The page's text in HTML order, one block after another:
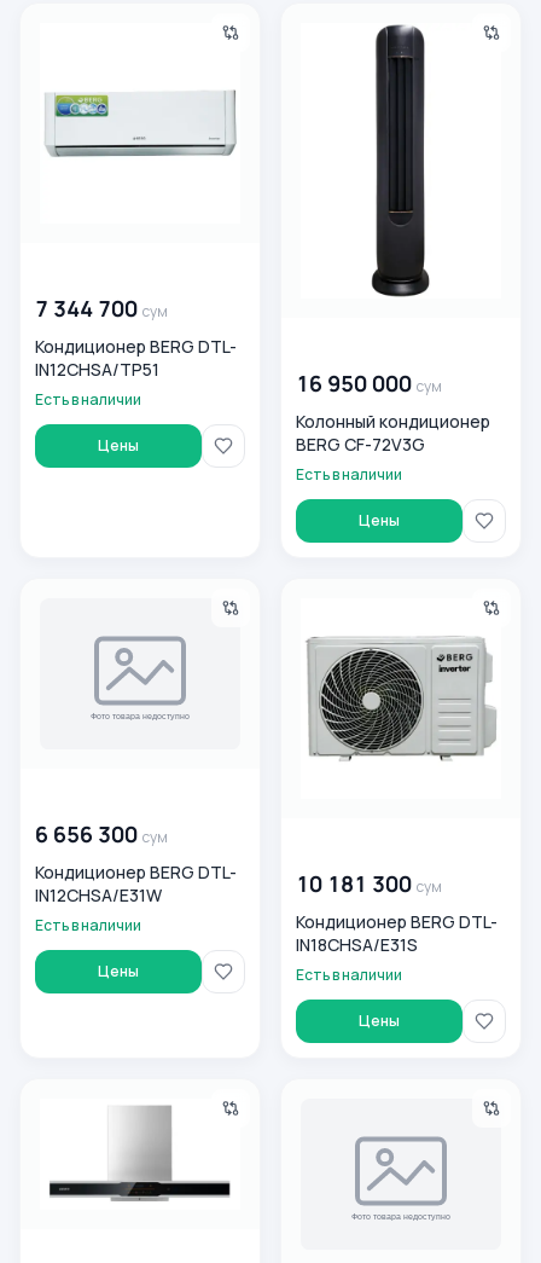
7 344 700 сум
Кондиционер BERG DTL-
IN12CHSA/TP51
Есть в наличии
Цены
16 950 000 сум
Колонный кондиционер
BERG CF-72V3G
Есть в наличии
Цены
6 656 300 сум
Кондиционер BERG DTL-
IN12CHSA/E31W
Есть в наличии
Цены
10 181 300 сум
Кондиционер BERG DTL-
IN18CHSA/E31S
Есть в наличии
Цены